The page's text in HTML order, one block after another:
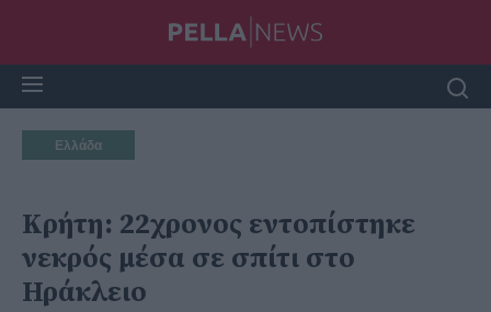
Ελλάδα
Κρήτη: 22χρονος εντοπίστηκε
νεκρός μέσα σε σπίτι στο
Ηράκλειο